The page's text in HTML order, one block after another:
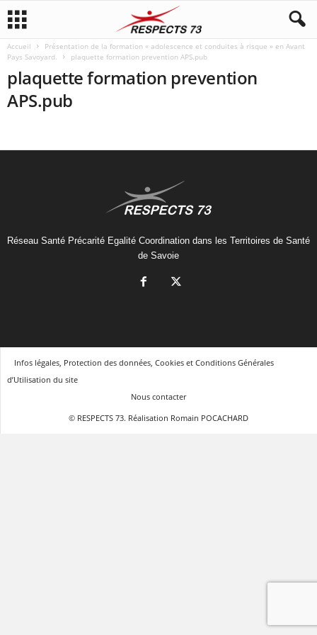
Accueil
Présentation de la formation « adolescence et conduites à risque » en Avant
Pays Savoyard.
plaquette formation prevention APS.pub
plaquette formation prevention
APS.pub
Réseau Santé Précarité Egalité Coordination dans les Territoires de Santé
de Savoie
Infos légales, Protection des données, Cookies et Conditions Générales
d’Utilisation du site
Nous contacter
© RESPECTS 73. Réalisation Romain POCACHARD